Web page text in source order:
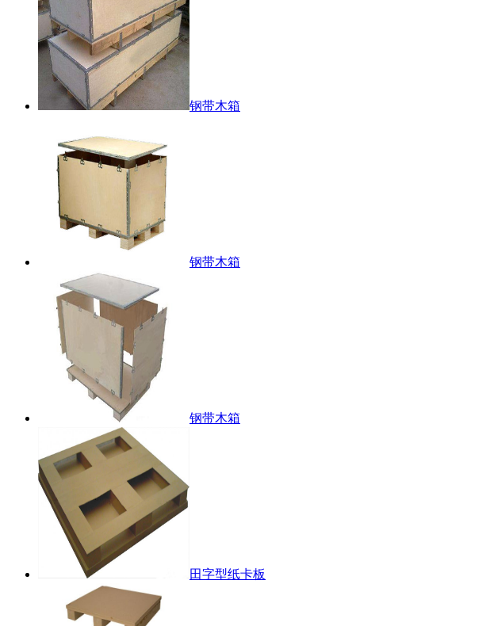
钢带木箱
钢带木箱
钢带木箱
田字型纸卡板